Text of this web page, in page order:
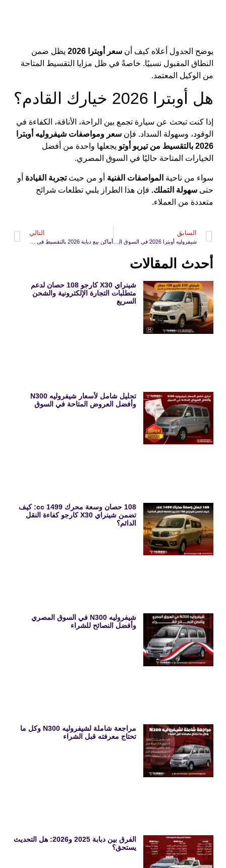
يوضح الجدول أعلاه كيف أن سعر أوبترا 2026
يظل ضمن
النطاق المقبول نسبيًا. خاصةً في ظل مزايا التقسيط المتاحة
من الوكيل المعتمد.
هل أوبترا 2026 خيارك القادم؟
إذا كنت تبحث عن سيارة تجمع بين الراحة، الأناقة، الكفاءة في
الوقود، وسهولة السداد. فإن سعر ومواصفات شيفروليه أوبترا
2026 بالتقسيط من تيربو أوتو
يجعلها واحدة من أفضل
الخيارات المتاحة حاليًا في السوق المصري.
سواء من ناحية المواصفات الفنية أو من حيثتجربة القيادة أو
حتى سهولة التملك. فإن هذا الطراز يلبي تطلعات شرائح
متعددة من العملاء.
السابق التالي
أحدث المقالات
شينراي X30 كارجو 108 حصان لدعم
متطلبات التجارة الإلكترونية والشحن
السريع
تحليل شامل لأسعار شيفروليه N300
وأفضل العروض المتاحة في السوق
108 حصان وسعة محرك 1499 cc: كيف
تضمن شينراي X30 كارجو كفاءة النقل
الدائم؟
شيفروليه N300 في السوق المصري
وأفضل النصائح للشراء
مراجعة شاملة لشيفروليه N300 وكل ما
تحتاج معرفته قبل الشراء
الفرق بين دبابة 2025 و2026: هل التحديث
يستحق؟